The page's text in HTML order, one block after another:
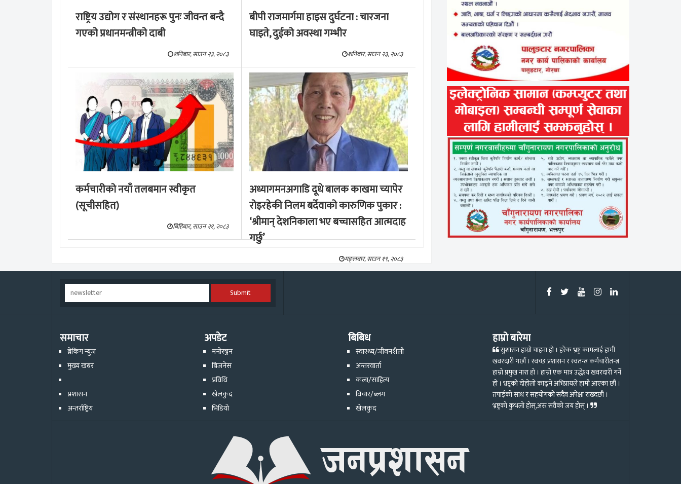
राष्ट्रिय उद्योग र संस्थानहरू पुनः जीवन्त बन्दै
गएको प्रधानमन्त्रीको दाबी
शनिबार, साउन २३, २०८३
बीपी राजमार्गमा हाइस दुर्घटना : चारजना
घाइते, दुईको अवस्था गम्भीर
शनिबार, साउन २३, २०८३
कर्मचारीको नयाँ तलबमान स्वीकृत
(सूचीसहित)
बिहिबार, साउन २१, २०८३
अध्यागमनअगाडि दूधे बालक काखमा च्यापेर
रोइरहेकी निलम बर्देवाको कारुणिक पुकार :
‘श्रीमान् देशनिकाला भए बच्चासहित आत्मदाह
गर्छु’
मङ्लबार, साउन १९, २०८३
Submit
समाचार
ब्रेकिंग न्युज
मुख्य खबर
प्रशासन
अन्तर्राष्ट्रिय
अपडेट
मनोरञ्जन
बिजनेस
प्रविधि
खेलकुद
भिडियो
बिबिध
स्वास्थ्य/जीवनशैली
अन्तरवार्ता
कला/साहित्य
विचार/ब्लग
खेलकुद
हाम्रो बारेमा
सुशासन हाम्रो चाहना हो । हरेक भ्रष्ट्र कामलाई हामी
खवरदारी गर्छौ । स्वच्छ प्रशासन र स्वतन्त्र कर्मचारीतन्त्र
हाम्रो प्रमुख नारा हो । हाम्रो एक मात्र उद्धेश्य खवरदारी गर्ने
हो । भ्रष्ट्रको दोहोलो काढ्ने अभिप्रायले हामी आएका छौं ।
तपाईको साथ र सहयोगको सदैव अपेक्षा राख्दछौं ।
भ्रष्ट्रको कुभलो होस्,अरु सवैको जय होस् ।